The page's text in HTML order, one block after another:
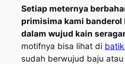
Setiap meternya
primisima kami banderol
dalam wujud kain
motifnya bisa lihat di
sudah berwujud baju